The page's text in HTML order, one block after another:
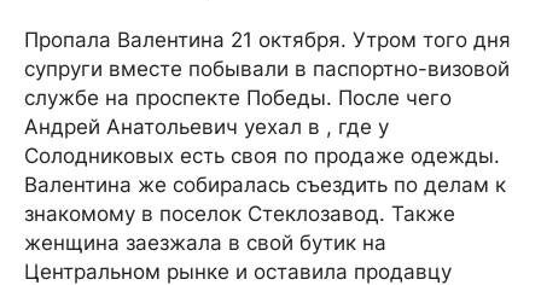
Пропала Валентина 21 октября. Утром того дня
супруги вместе побывали в паспортно-визовой
службе на проспекте Победы. После чего
Андрей Анатольевич уехал в , где у
Солодниковых есть своя по продаже одежды.
Валентина же собиралась съездить по делам к
знакомому в поселок Стеклозавод. Также
женщина заезжала в свой бутик на
Центральном рынке и оставила продавцу